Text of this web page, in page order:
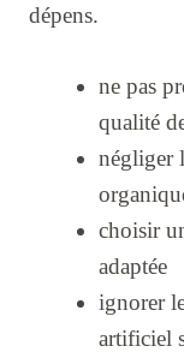
dépens.
ne pas
qualité
négliger
choisir
adaptée
ignorer
artificiel